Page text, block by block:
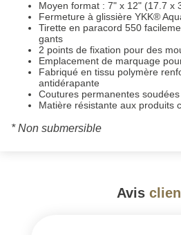
Moyen format : 7" x 12" (17.7 x
Fermeture à glissière YKK®
Tirette en paracord 550
gants
2 points de fixation pour des
Emplacement de marquage
Fabriqué en tissu polymère
antidérapante
Coutures permanentes soudées
Matière résistante aux produits
* Non submersible
Avis